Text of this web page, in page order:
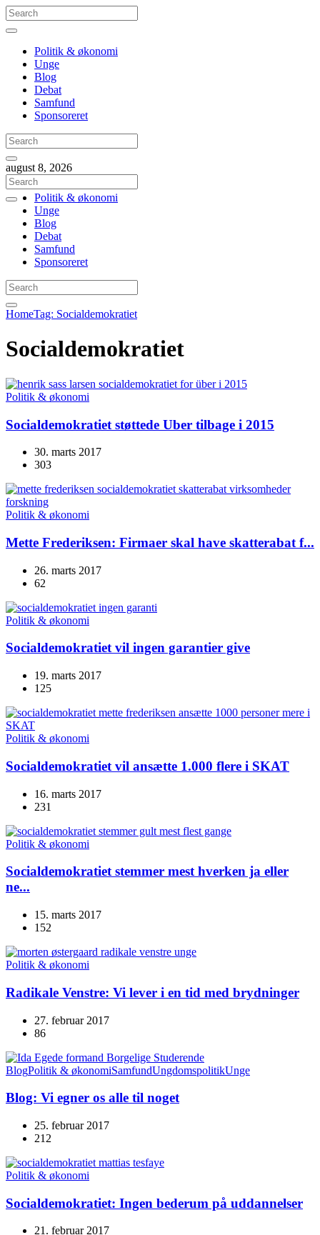
Politik & økonomi
Unge
Blog
Debat
Samfund
Sponsoreret
august 8, 2026
Politik & økonomi
Unge
Blog
Debat
Samfund
Sponsoreret
HomeTag: Socialdemokratiet
Socialdemokratiet
Politik & økonomi
Socialdemokratiet støttede Uber tilbage i 2015
30. marts 2017
303
Politik & økonomi
Mette Frederiksen: Firmaer skal have skatterabat f...
26. marts 2017
62
Politik & økonomi
Socialdemokratiet vil ingen garantier give
19. marts 2017
125
Politik & økonomi
Socialdemokratiet vil ansætte 1.000 flere i SKAT
16. marts 2017
231
Politik & økonomi
Socialdemokratiet stemmer mest hverken ja eller
ne...
15. marts 2017
152
Politik & økonomi
Radikale Venstre: Vi lever i en tid med brydninger
27. februar 2017
86
BlogPolitik & økonomiSamfundUngdomspolitikUnge
Blog: Vi egner os alle til noget
25. februar 2017
212
Politik & økonomi
Socialdemokratiet: Ingen bederum på uddannelser
21. februar 2017